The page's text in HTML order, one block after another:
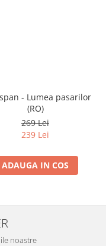
- Lumea pasarilor
(RO)
269 Lei
239 Lei
ADAUGA IN COS
noastre